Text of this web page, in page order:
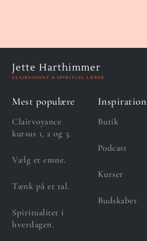
Jette Harthimmer
CLAIRVOYANT & SPIRITUEL LÆRER
Mest populære
Clairvoyance
kursus 1, 2 og 3.
Vælg et emne.
Tænk på et tal.
Spiritualitet i
hverdagen.
Inspiration
Butik
Podcast
Kurser
Budskaber